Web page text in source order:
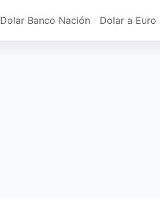
Dolar Banco Nación Dolar a Euro